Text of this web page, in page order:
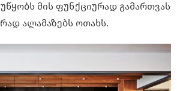
მის ფუნქციურად გამართვას
ალამაზებს ოთახს.